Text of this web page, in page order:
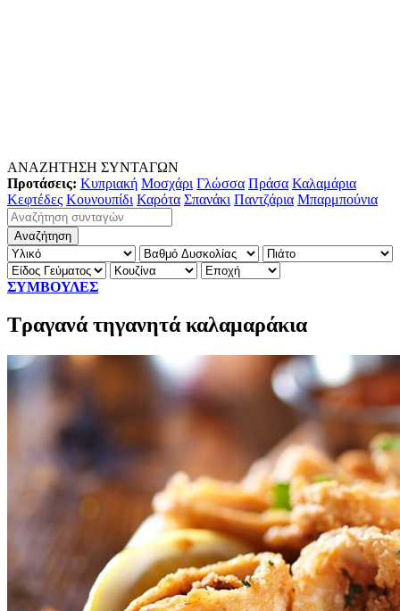
ΑΝΑΖΗΤΗΣΗ ΣΥΝΤΑΓΩΝ
Προτάσεις: Κυπριακή Μοσχάρι Γλώσσα Πράσα Καλαμάρια
Κεφτέδες Κουνουπίδι Καρότα Σπανάκι Παντζάρια Μπαρμπούνια
ΣΥΜΒΟΥΛΕΣ
Τραγανά τηγανητά καλαμαράκια